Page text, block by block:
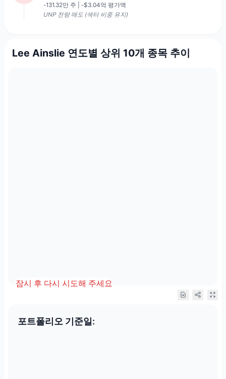
-131.32만 주 | -$3.04억 평가액
UNP 전량 매도 (섹터 비중 유지)
Lee Ainslie 연도별 상위 10개 종목 추이
잠시 후 다시 시도해 주세요
포트폴리오 기준일: